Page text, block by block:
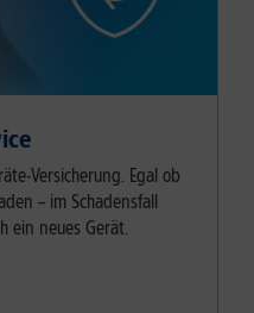
Versicherung. Egal ob
– im Schadensfall
ein neues Gerät.